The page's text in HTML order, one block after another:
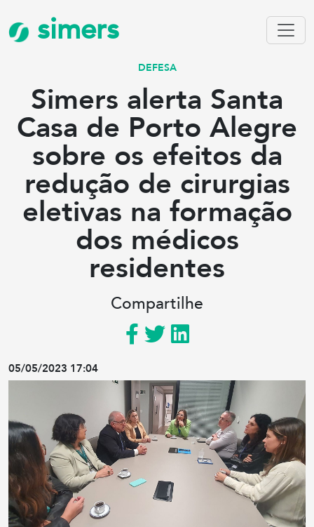
simers
DEFESA
Simers alerta Santa
Casa de Porto Alegre
sobre os efeitos da
redução de cirurgias
eletivas na formação
dos médicos
residentes
Compartilhe
05/05/2023 17:04